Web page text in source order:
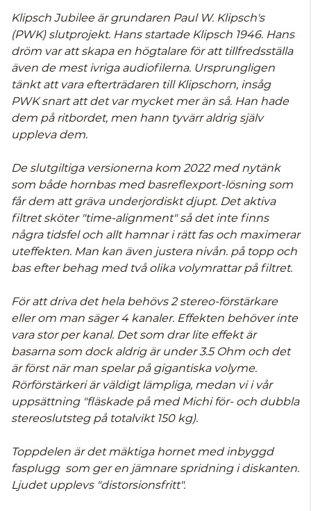
Klipsch Jubilee är grundaren Paul W. Klipsch's
(PWK) slutprojekt. Hans startade Klipsch 1946. Hans
dröm var att skapa en högtalare för att tillfredsställa
även de mest ivriga audiofilerna. Ursprungligen
tänkt att vara efterträdaren till Klipschorn, insåg
PWK snart att det var mycket mer än så. Han hade
dem på ritbordet, men hann tyvärr aldrig själv
uppleva dem.
De slutgiltiga versionerna kom 2022 med nytänk
som både hornbas med basreflexport-lösning som
får dem att gräva underjordiskt djupt. Det aktiva
filtret sköter "time-alignment" så det inte finns
några tidsfel och allt hamnar i rätt fas och maximerar
uteffekten. Man kan även justera nivån. på topp och
bas efter behag med två olika volymrattar på filtret.
För att driva det hela behövs 2 stereo-förstärkare
eller om man säger 4 kanaler. Effekten behöver inte
vara stor per kanal. Det som drar lite effekt är
basarna som dock aldrig är under 3.5 Ohm och det
är först när man spelar på gigantiska volyme.
Rörförstärkeri är väldigt lämpliga, medan vi i vår
uppsättning "fläskade på med Michi för- och dubbla
stereoslutsteg på totalvikt 150 kg).
Toppdelen är det mäktiga hornet med inbyggd
fasplugg som ger en jämnare spridning i diskanten.
Ljudet upplevs "distorsionsfritt".